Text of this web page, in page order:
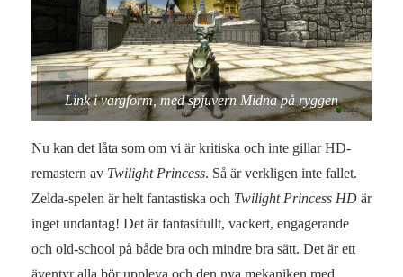
Link i vargform, med spjuvern Midna på ryggen
Nu kan det låta som om vi är kritiska och inte gillar HD-
remastern av Twilight Princess. Så är verkligen inte fallet.
Zelda-spelen är helt fantastiska och Twilight Princess HD är
inget undantag! Det är fantasifullt, vackert, engagerande
och old-school på både bra och mindre bra sätt. Det är ett